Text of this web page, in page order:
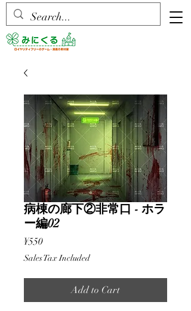
病棟の廊下②非常口 - ホラ
ー編02
¥550Price
Sales Tax Included
Add to Cart